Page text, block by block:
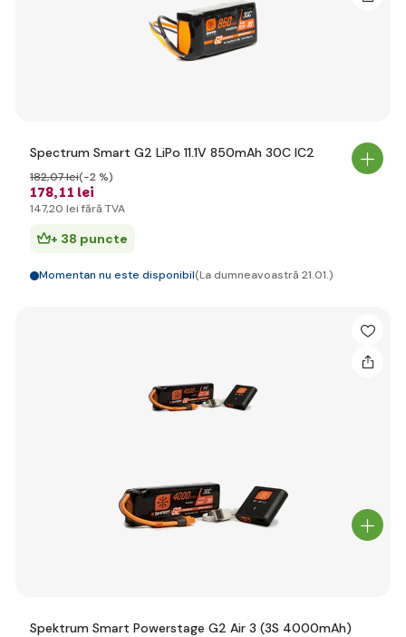
Spectrum Smart G2 LiPo 11.1V 850mAh 30C IC2
178,11 lei
182,07 lei(-2 %)
147,20 lei fără TVA
+ 38 puncte
Momentan nu este disponibil(La dumneavoastră 21.01.)
Spektrum Smart Powerstage G2 Air 3 (3S 4000mAh)